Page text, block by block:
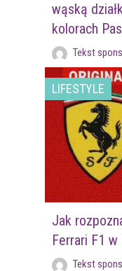
wąską
kolorach
Tekst
LIFESTYLE
Jak
Ferrari F1
Tekst